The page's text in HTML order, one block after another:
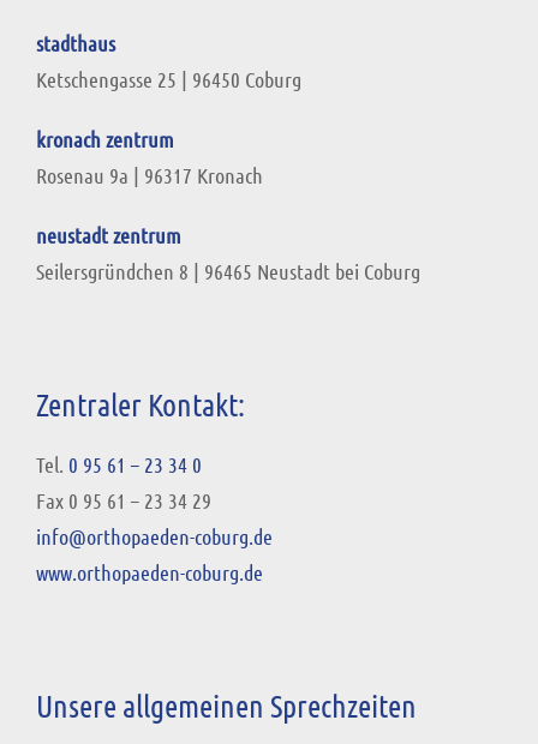
stadthaus
Ketschengasse 25 | 96450 Coburg
kronach zentrum
Rosenau 9a | 96317 Kronach
neustadt zentrum
Seilersgründchen 8 | 96465 Neustadt bei Coburg
Zentraler Kontakt:
Tel. 0 95 61 – 23 34 0
Fax 0 95 61 – 23 34 29
info@orthopaeden-coburg.de
www.orthopaeden-coburg.de
Unsere allgemeinen Sprechzeiten